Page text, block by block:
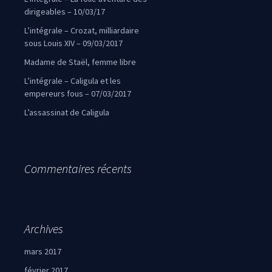
dirigeables – 10/03/17
L’intégrale – Crozat, milliardaire
sous Louis XIV – 09/03/2017
Madame de Staël, femme libre
L’intégrale – Caligula et les
empereurs fous – 07/03/2017
L’assassinat de Caligula
Commentaires récents
Archives
mars 2017